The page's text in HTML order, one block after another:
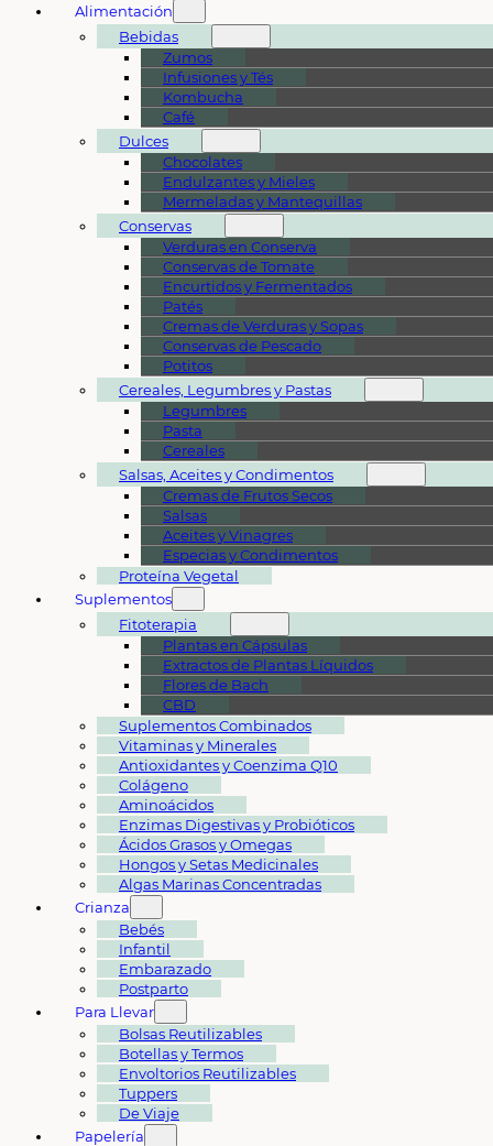
Alimentación
Bebidas
Zumos
Infusiones y Tés
Kombucha
Café
Dulces
Chocolates
Endulzantes y Mieles
Mermeladas y Mantequillas
Conservas
Verduras en Conserva
Conservas de Tomate
Encurtidos y Fermentados
Patés
Cremas de Verduras y Sopas
Conservas de Pescado
Potitos
Cereales, Legumbres y Pastas
Legumbres
Pasta
Cereales
Salsas, Aceites y Condimentos
Cremas de Frutos Secos
Salsas
Aceites y Vinagres
Especias y Condimentos
Proteína Vegetal
Suplementos
Fitoterapia
Plantas en Cápsulas
Extractos de Plantas Líquidos
Flores de Bach
CBD
Suplementos Combinados
Vitaminas y Minerales
Antioxidantes y Coenzima Q10
Colágeno
Aminoácidos
Enzimas Digestivas y Probióticos
Ácidos Grasos y Omegas
Hongos y Setas Medicinales
Algas Marinas Concentradas
Crianza
Bebés
Infantil
Embarazado
Postparto
Para Llevar
Bolsas Reutilizables
Botellas y Termos
Envoltorios Reutilizables
Tuppers
De Viaje
Papelería